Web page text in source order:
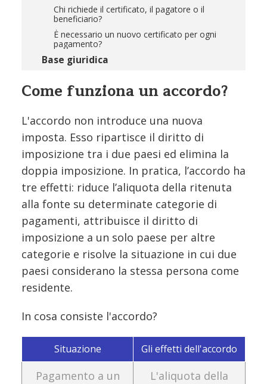
Chi richiede il certificato, il pagatore o il
beneficiario?
È necessario un nuovo certificato per ogni
pagamento?
Base giuridica
Come funziona un accordo?
L'accordo non introduce una nuova
imposta. Esso ripartisce il diritto di
imposizione tra i due paesi ed elimina la
doppia imposizione. In pratica, l’accordo ha
tre effetti: riduce l’aliquota della ritenuta
alla fonte su determinate categorie di
pagamenti, attribuisce il diritto di
imposizione a un solo paese per altre
categorie e risolve la situazione in cui due
paesi considerano la stessa persona come
residente.
In cosa consiste l'accordo?
Situazione Gli effetti dell'accordo
Pagamento a un
L'aliquota della